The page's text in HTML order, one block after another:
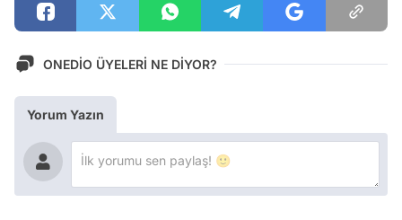
ONEDİO ÜYELERİ NE DİYOR?
Yorum Yazın